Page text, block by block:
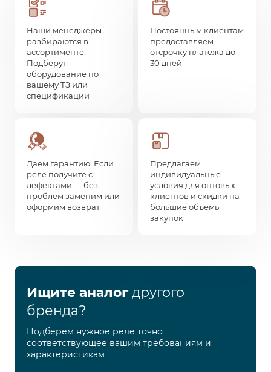
Наши менеджеры
разбираются в
ассортименте.
Подберут
оборудование по
вашему ТЗ или
спецификации
Постоянным клиентам
предоставляем
отсрочку платежа до
30 дней
Даем гарантию. Если
реле получите с
дефектами — без
проблем заменим или
оформим возврат
Предлагаем
индивидуальные
условия для оптовых
клиентов и скидки на
большие объемы
закупок
Ищите аналогдругого
бренда?
Подберем нужное реле точно
соответствующее вашим требованиям и
характеристикам